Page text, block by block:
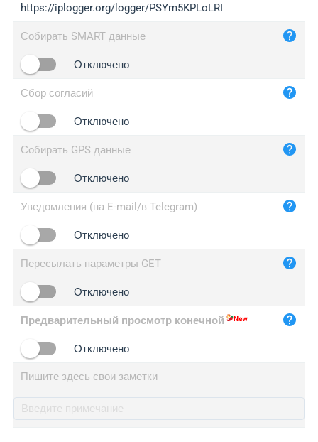
iplogger.com
maper.info
2no.co
yip.su
iplogger.info
https://iplogger.org/logger/PSYm5KPLoLRI
Собирать SMART данные
Отключено
Сбор согласий
Отключено
Собирать GPS данные
Отключено
Уведомления (на E-mail/в Telegram)
Отключено
Пересылать параметры GET
Отключено
Предварительный просмотр конечной
Отключено
Пишите здесь свои заметки